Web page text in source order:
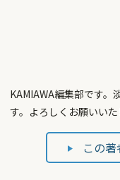
KAMIAWA編集部です。
す。よろしくお願いいた
この